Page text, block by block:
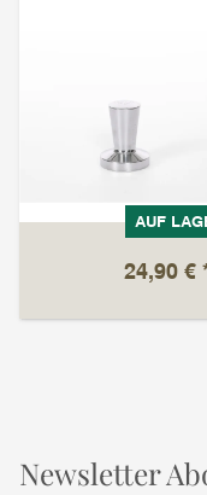
AUF
24,90 €
Newsletter